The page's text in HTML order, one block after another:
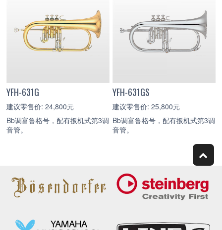
YFH-631G
建议零售价: 24,800元
Bb调富鲁格号，配有扳机式第3调
音管。
YFH-631GS
建议零售价: 25,800元
Bb调富鲁格号，配有扳机式第3调
音管。